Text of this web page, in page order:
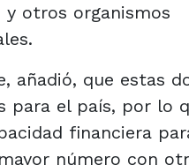
y otros organismos
añadió, que estas
para el país, por lo
financiera
número con